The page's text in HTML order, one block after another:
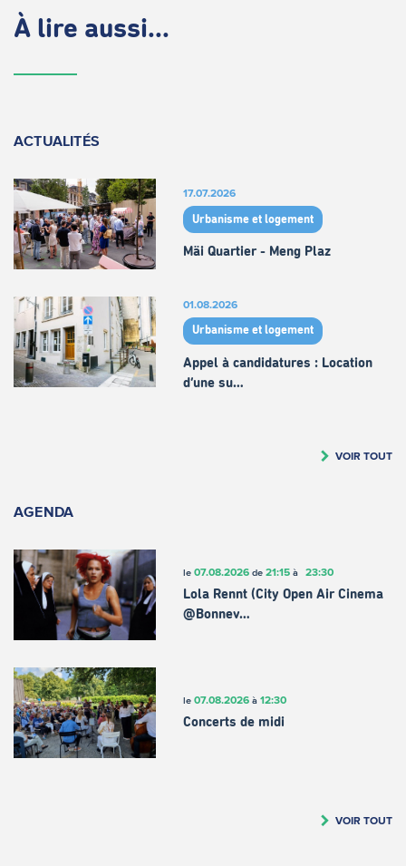
À lire aussi...
ACTUALITÉS
17.07.2026
Urbanisme et logement
Mäi Quartier - Meng Plaz
01.08.2026
Urbanisme et logement
Appel à candidatures : Location
d’une su…
VOIR TOUT
AGENDA
le 07.08.2026de 21:15à 23:30
Lola Rennt (City Open Air Cinema
@Bonnev…
le 07.08.2026à 12:30
Concerts de midi
VOIR TOUT